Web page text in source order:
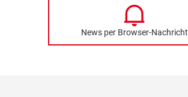
News per Browser-Nachricht